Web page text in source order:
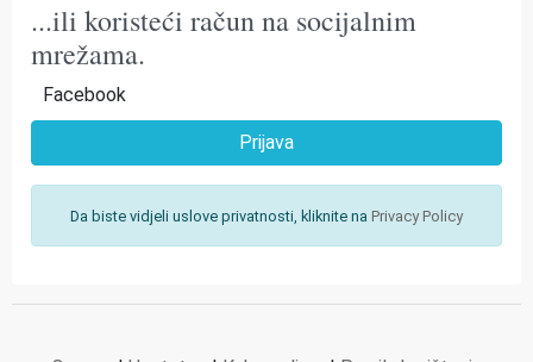
...ili koristeći račun na socijalnim
mrežama.
Facebook
Prijava
Da biste vidjeli uslove privatnosti, kliknite na Privacy Policy